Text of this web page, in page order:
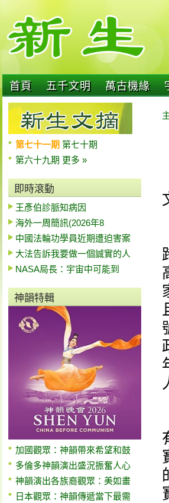
首頁 五千文明 萬古機緣
第七十一期 第七十期
第六十九期 更多 »
即時滾動
王彥伯診脈知病因
海外一周簡訊(2026年8
中國法輪功學員近期遭迫害案
大法告訴我要做一個誠實的人
NASA局長：宇宙中可能到
神韻特輯
加國觀眾：神韻帶來希望和鼓
多倫多神韻演出盛況振奮人心
神韻演出各族裔觀眾：美如畫
日本觀眾：神韻傳遞當下最需